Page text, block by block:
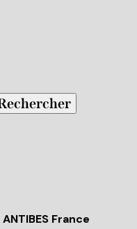
France